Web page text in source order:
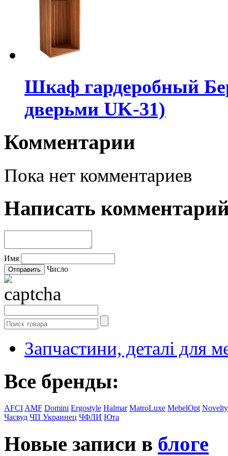
Шкаф гардеробный
дверьми UK-31)
Комментарии
Пока нет комментариев
Написать
Имя
Число
Запчастини, деталі для
Все бренды:
AFCI AMF Domini Ergostyle Halmar MatroLuxe MebelOpt Novelty
Часвуд ЧП Украинец ЧФЛИ Юта
Новые записи в блоге